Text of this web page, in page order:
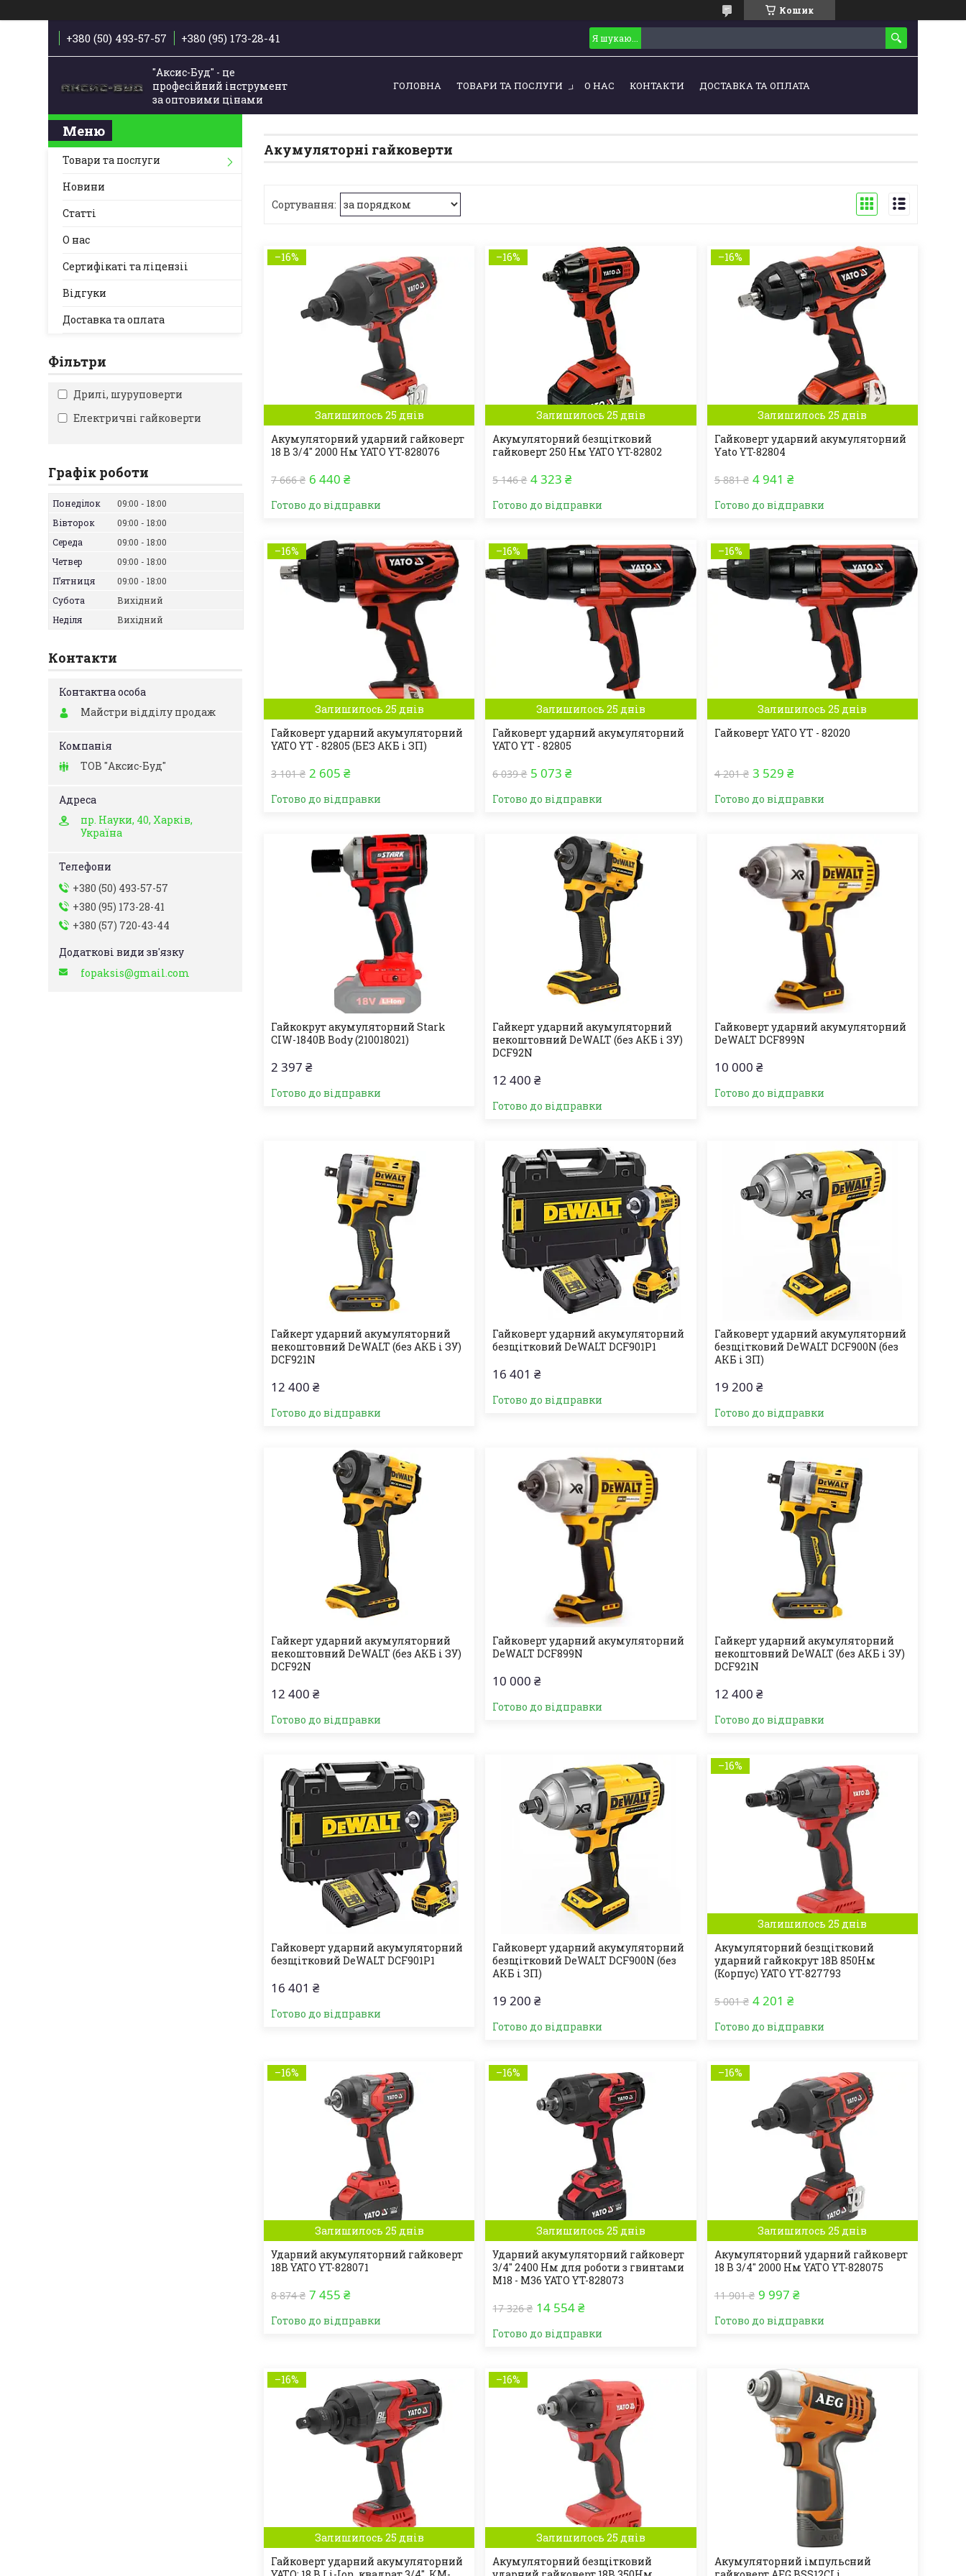
Кошик
+380 (50) 493-57-57 +380 (95) 173-28-41
"Аксис-Буд" - це
професійний інструмент
за оптовими цінами
ГОЛОВНА ТОВАРИ ТА ПОСЛУГИ О НАС КОНТАКТИ ДОСТАВКА ТА ОПЛАТА
Акумуляторні гайковерти
–16%
Залишилось 25 днів
Акумуляторний ударний гайковерт
18 В 3/4" 2000 Нм YATO YT-828076
7 666 ₴ 6 440 ₴
Готово до відправки
–16%
Залишилось 25 днів
Акумуляторний безщітковий
гайковерт 250 Нм YATO YT-82802
5 146 ₴ 4 323 ₴
Готово до відправки
–16%
Залишилось 25 днів
Гайковерт ударний акумуляторний
Yato YT-82804
5 881 ₴ 4 941 ₴
Готово до відправки
–16%
Залишилось 25 днів
Гайковерт ударний акумуляторний
YATO YT - 82805 (БЕЗ АКБ і ЗП)
3 101 ₴ 2 605 ₴
Готово до відправки
–16%
Залишилось 25 днів
Гайковерт ударний акумуляторний
YATO YT - 82805
6 039 ₴ 5 073 ₴
Готово до відправки
–16%
Залишилось 25 днів
Гайковерт YATO YT - 82020
4 201 ₴ 3 529 ₴
Готово до відправки
Гайкокрут акумуляторний Stark
CIW-1840B Body (210018021)
2 397 ₴
Готово до відправки
Гайкерт ударний акумуляторний
некоштовний DeWALT (без АКБ і ЗУ)
DCF92N
12 400 ₴
Готово до відправки
Гайковерт ударний акумуляторний
DeWALT DCF899N
10 000 ₴
Готово до відправки
Гайкерт ударний акумуляторний
некоштовний DeWALT (без АКБ і ЗУ)
DCF921N
12 400 ₴
Готово до відправки
Гайковерт ударний акумуляторний
безщітковий DeWALT DCF901P1
16 401 ₴
Готово до відправки
Гайковерт ударний акумуляторний
безщітковий DeWALT DCF900N (без
АКБ і ЗП)
19 200 ₴
Готово до відправки
Гайкерт ударний акумуляторний
некоштовний DeWALT (без АКБ і ЗУ)
DCF92N
12 400 ₴
Готово до відправки
Гайковерт ударний акумуляторний
DeWALT DCF899N
10 000 ₴
Готово до відправки
Гайкерт ударний акумуляторний
некоштовний DeWALT (без АКБ і ЗУ)
DCF921N
12 400 ₴
Готово до відправки
Гайковерт ударний акумуляторний
безщітковий DeWALT DCF901P1
16 401 ₴
Готово до відправки
Гайковерт ударний акумуляторний
безщітковий DeWALT DCF900N (без
АКБ і ЗП)
19 200 ₴
Готово до відправки
–16%
Залишилось 25 днів
Акумуляторний безщітковий
ударний гайкокрут 18В 850Нм
(Корпус) YATO YT-827793
5 001 ₴ 4 201 ₴
Готово до відправки
–16%
Залишилось 25 днів
Ударний акумуляторний гайковерт
18В YATO YT-828071
8 874 ₴ 7 455 ₴
Готово до відправки
–16%
Залишилось 25 днів
Ударний акумуляторний гайковерт
3/4" 2400 Нм для роботи з гвинтами
M18 - M36 YATO YT-828073
17 326 ₴ 14 554 ₴
Готово до відправки
–16%
Залишилось 25 днів
Акумуляторний ударний гайковерт
18 В 3/4" 2000 Нм YATO YT-828075
11 901 ₴ 9 997 ₴
Готово до відправки
–16%
Залишилось 25 днів
Гайковерт ударний акумуляторний
–16%
Залишилось 25 днів
Акумуляторний безщітковий
Акумуляторний імпульсний
Товари та послуги
Новини
Статті
О нас
Сертифікаті та ліцензіі
Відгуки
Доставка та оплата
Фільтри
Дрилі, шуруповерти
Електричні гайковерти
Графік роботи
Понеділок 09:00
18:00
Вівторок
09:00
18:00
Середа
09:00
18:00
Четвер
09:00
18:00
Пʼятниця
09:00
18:00
Субота
Вихідний
Неділя
Вихідний
Контакти
Майстри відділу продаж
ТОВ "Аксис-Буд"
пр. Науки, 40, Харків,
Україна
+380 (50) 493-57-57
+380 (95) 173-28-41
+380 (57) 720-43-44
fopaksis@gmail.com